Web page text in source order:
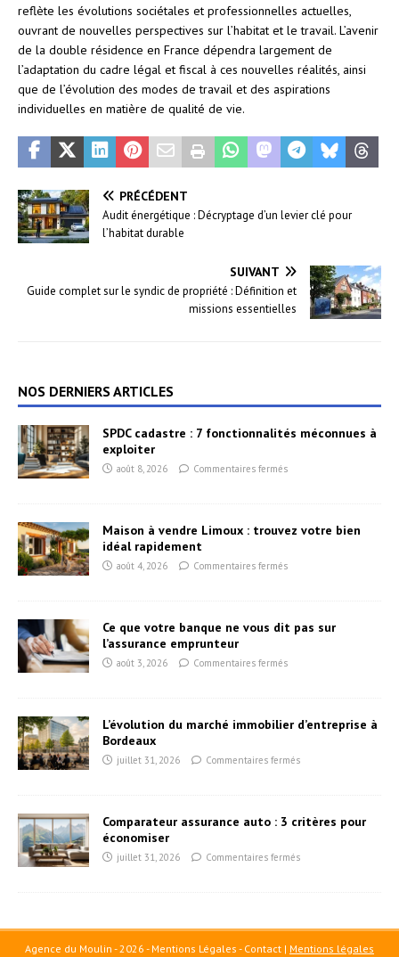
reflète les évolutions sociétales et professionnelles actuelles,
ouvrant de nouvelles perspectives sur l’habitat et le travail. L’avenir
de la double résidence en France dépendra largement de
l’adaptation du cadre légal et fiscal à ces nouvelles réalités, ainsi
que de l’évolution des modes de travail et des aspirations
individuelles en matière de qualité de vie.
PRÉCÉDENT
Audit énergétique : Décryptage d’un levier clé pour
l’habitat durable
SUIVANT
Guide complet sur le syndic de propriété : Définition et
missions essentielles
NOS DERNIERS ARTICLES
SPDC cadastre : 7 fonctionnalités méconnues à
exploiter
août 8, 2026 Commentaires fermés
Maison à vendre Limoux : trouvez votre bien
idéal rapidement
août 4, 2026 Commentaires fermés
Ce que votre banque ne vous dit pas sur
l’assurance emprunteur
août 3, 2026 Commentaires fermés
L’évolution du marché immobilier d’entreprise à
Bordeaux
juillet 31, 2026 Commentaires fermés
Comparateur assurance auto : 3 critères pour
économiser
juillet 31, 2026 Commentaires fermés
Agence du Moulin - 2026 - Mentions Légales - Contact | Mentions légales